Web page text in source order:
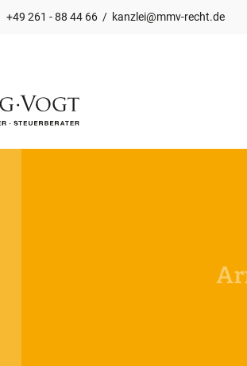
+49 261 - 88 44 66 / kanzlei@mmv-recht.de